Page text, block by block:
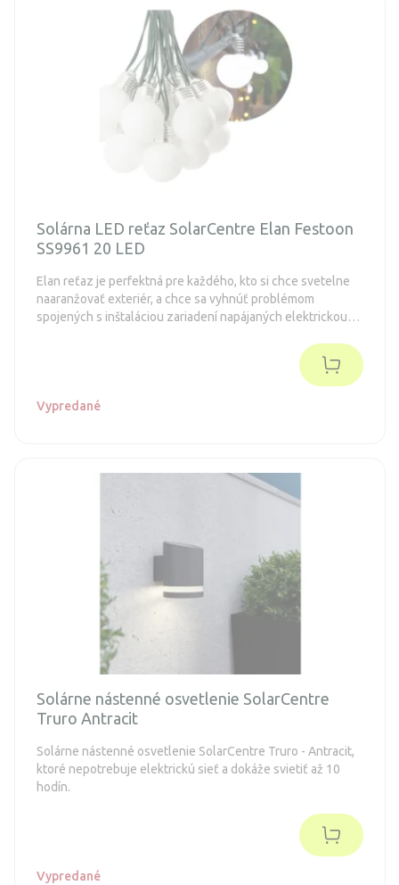
Solárna LED reťaz SolarCentre Elan Festoon
SS9961 20 LED
Elan reťaz je perfektná pre každého, kto si chce svetelne
naaranžovať exteriér, a chce sa vyhnúť problémom
spojených s inštaláciou zariadení napájaných elektrickou
Vypredané
Solárne nástenné osvetlenie SolarCentre
Truro Antracit
Solárne nástenné osvetlenie SolarCentre Truro - Antracit,
ktoré nepotrebuje elektrickú sieť a dokáže svietiť až 10
hodín.
Vypredané